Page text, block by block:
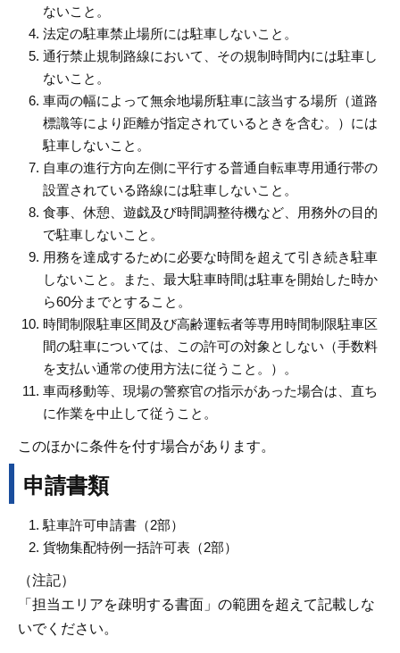
ないこと。
法定の駐車禁止場所には駐車しないこと。
通行禁止規制路線において、その規制時間内には駐車し
ないこと。
車両の幅によって無余地場所駐車に該当する場所（道路
標識等により距離が指定されているときを含む。）には
駐車しないこと。
自車の進行方向左側に平行する普通自転車専用通行帯の
設置されている路線には駐車しないこと。
食事、休憩、遊戯及び時間調整待機など、用務外の目的
で駐車しないこと。
用務を達成するために必要な時間を超えて引き続き駐車
しないこと。また、最大駐車時間は駐車を開始した時か
ら60分までとすること。
時間制限駐車区間及び高齢運転者等専用時間制限駐車区
間の駐車については、この許可の対象としない（手数料
を支払い通常の使用方法に従うこと。）。
車両移動等、現場の警察官の指示があった場合は、直ち
に作業を中止して従うこと。
このほかに条件を付す場合があります。
申請書類
駐車許可申請書（2部）
貨物集配特例一括許可表（2部）
（注記）
「担当エリアを疎明する書面」の範囲を超えて記載しな
いでください。